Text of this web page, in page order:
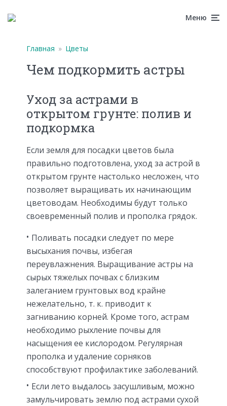
Меню
Главная » Цветы
Чем подкормить астры
Уход за астрами в
открытом грунте: полив и
подкормка
Если земля для посадки цветов была
правильно подготовлена, уход за астрой в
открытом грунте настолько несложен, что
позволяет выращивать их начинающим
цветоводам. Необходимы будут только
своевременный полив и прополка грядок.
Поливать посадки следует по мере
высыхания почвы, избегая
переувлажнения. Выращивание астры на
сырых тяжелых почвах с близким
залеганием грунтовых вод крайне
нежелательно, т. к. приводит к
загниванию корней. Кроме того, астрам
необходимо рыхление почвы для
насыщения ее кислородом. Регулярная
прополка и удаление сорняков
способствуют профилактике заболеваний.
Если лето выдалось засушливым, можно
замульчировать землю под астрами сухой